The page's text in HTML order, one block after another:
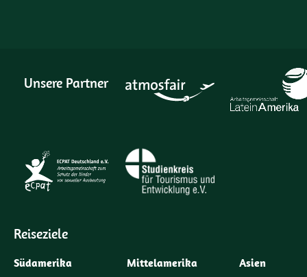
Unsere Partner
Reiseziele
Südamerika Mittelamerika Asien